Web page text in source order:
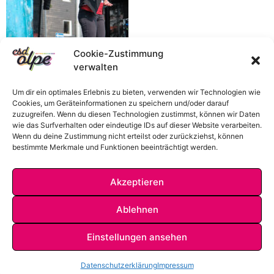
Cookie-Zustimmung
verwalten
Um dir ein optimales Erlebnis zu bieten, verwenden wir Technologien wie
Cookies, um Geräteinformationen zu speichern und/oder darauf
zuzugreifen. Wenn du diesen Technologien zustimmst, können wir Daten
wie das Surfverhalten oder eindeutige IDs auf dieser Website verarbeiten.
Wenn du deine Zustimmung nicht erteilst oder zurückziehst, können
bestimmte Merkmale und Funktionen beeinträchtigt werden.
Akzeptieren
Ablehnen
Einstellungen ansehen
DatenschutzerklärungImpressum
DATENSCHUTZKONTAKT